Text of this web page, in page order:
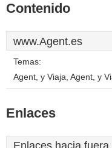
Contenido
www.Agent.es
Temas:
Agent, y Viaja, Agent, y
Enlaces
Enlaces hacia fuera